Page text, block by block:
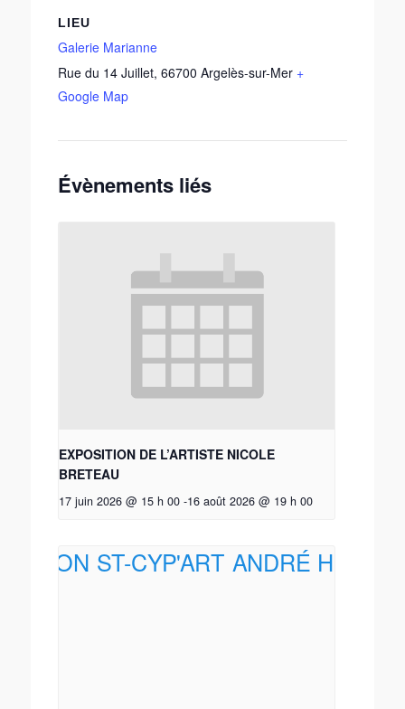
LIEU
Galerie Marianne
Rue du 14 Juillet, 66700 Argelès-sur-Mer +
Google Map
Évènements liés
EXPOSITION DE L’ARTISTE NICOLE
BRETEAU
17 juin 2026 @ 15 h 00 -16 août 2026 @ 19 h 00